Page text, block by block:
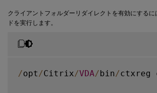
クライアントフォルダーリダイレクトを有効にするに
ドを実行します。
/opt /Citrix/VDA/bin/ctxreg